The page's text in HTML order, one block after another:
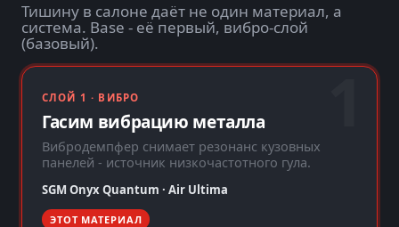
Тишину в салоне даёт не один материал, а
система. Base - её первый, вибро-слой
(базовый).
СЛОЙ 1 · ВИБРО
Гасим вибрацию металла
Вибродемпфер снимает резонанс кузовных
панелей - источник низкочастотного гула.
SGM Onyx Quantum · Air Ultima
ЭТОТ МАТЕРИАЛ